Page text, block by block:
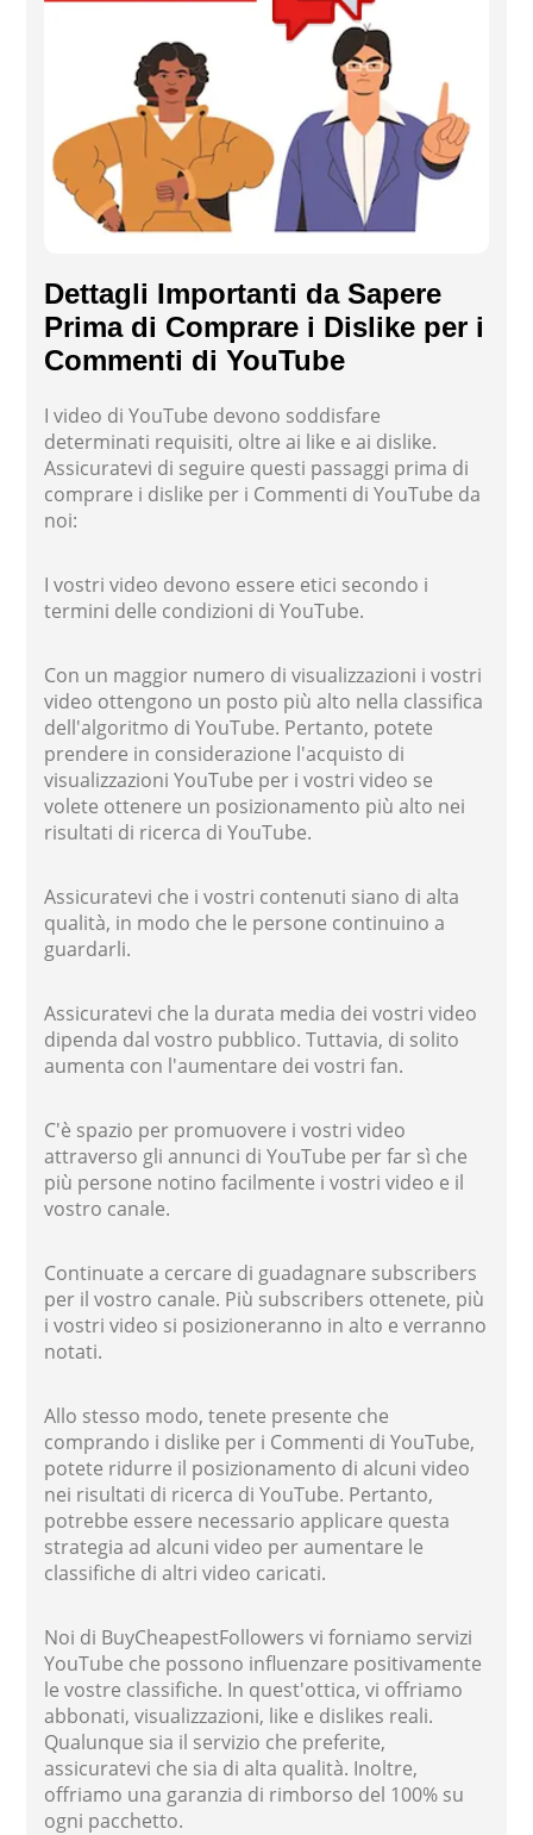
Dettagli Importanti da Sapere
Prima di Comprare i Dislike per i
Commenti di YouTube
I video di YouTube devono soddisfare
determinati requisiti, oltre ai like e ai dislike.
Assicuratevi di seguire questi passaggi prima di
comprare i dislike per i Commenti di YouTube da
noi:
I vostri video devono essere etici secondo i
termini delle condizioni di YouTube.
Con un maggior numero di visualizzazioni i vostri
video ottengono un posto più alto nella classifica
dell'algoritmo di YouTube. Pertanto, potete
prendere in considerazione l'acquisto di
visualizzazioni YouTube per i vostri video se
volete ottenere un posizionamento più alto nei
risultati di ricerca di YouTube.
Assicuratevi che i vostri contenuti siano di alta
qualità, in modo che le persone continuino a
guardarli.
Assicuratevi che la durata media dei vostri video
dipenda dal vostro pubblico. Tuttavia, di solito
aumenta con l'aumentare dei vostri fan.
C'è spazio per promuovere i vostri video
attraverso gli annunci di YouTube per far sì che
più persone notino facilmente i vostri video e il
vostro canale.
Continuate a cercare di guadagnare subscribers
per il vostro canale. Più subscribers ottenete, più
i vostri video si posizioneranno in alto e verranno
notati.
Allo stesso modo, tenete presente che
comprando i dislike per i Commenti di YouTube,
potete ridurre il posizionamento di alcuni video
nei risultati di ricerca di YouTube. Pertanto,
potrebbe essere necessario applicare questa
strategia ad alcuni video per aumentare le
classifiche di altri video caricati.
Noi di BuyCheapestFollowers vi forniamo servizi
YouTube che possono influenzare positivamente
le vostre classifiche. In quest'ottica, vi offriamo
abbonati, visualizzazioni, like e dislikes reali.
Qualunque sia il servizio che preferite,
assicuratevi che sia di alta qualità. Inoltre,
offriamo una garanzia di rimborso del 100% su
ogni pacchetto.